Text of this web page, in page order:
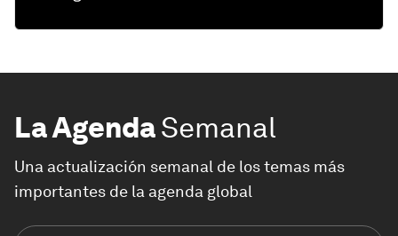
La AgendaSemanal
Una actualización semanal de los temas más
importantes de la agenda global